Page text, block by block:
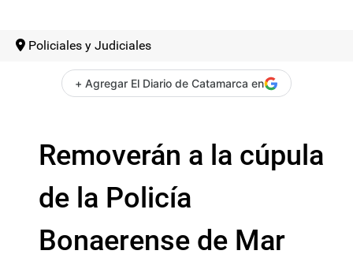
Policiales y Judiciales
+ Agregar El Diario de Catamarca en
Removerán a la cúpula
de la Policía
Bonaerense de Mar